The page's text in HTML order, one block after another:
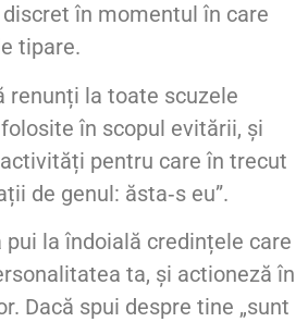
în momentul în care
tipare.
renunți la toate scuzele
în scopul evitării, și
pentru care în trecut
de genul: ăsta‑s eu”.
pui la îndoială credințele care
ta, și actioneză în
Dacă spui despre tine „sunt